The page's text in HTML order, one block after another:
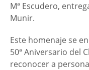
Mª Escudero,
Munir.
Este homenaje se
50ª Aniversario del
reconocer a